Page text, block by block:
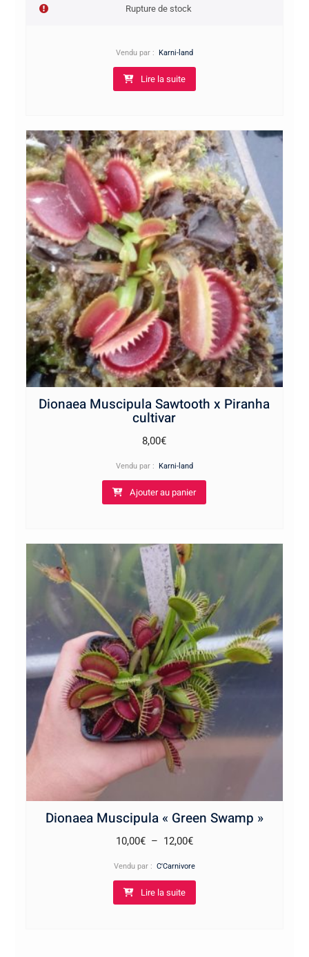
Rupture de stock
Vendu par : Karni-land
Lire la suite
Dionaea Muscipula Sawtooth x Piranha
cultivar
8,00€
Vendu par : Karni-land
Ajouter au panier
Dionaea Muscipula « Green Swamp »
10,00€ – 12,00€Plage
Vendu par : C'Carnivore
Lire la suite